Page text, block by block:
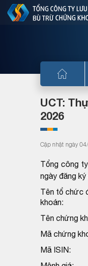
UCT:
2026
Cập nhật ngày
Tổng công
ngày đăng
Tên tổ chức
khoán:
Tên chứng
Mã chứng
Mã ISIN: